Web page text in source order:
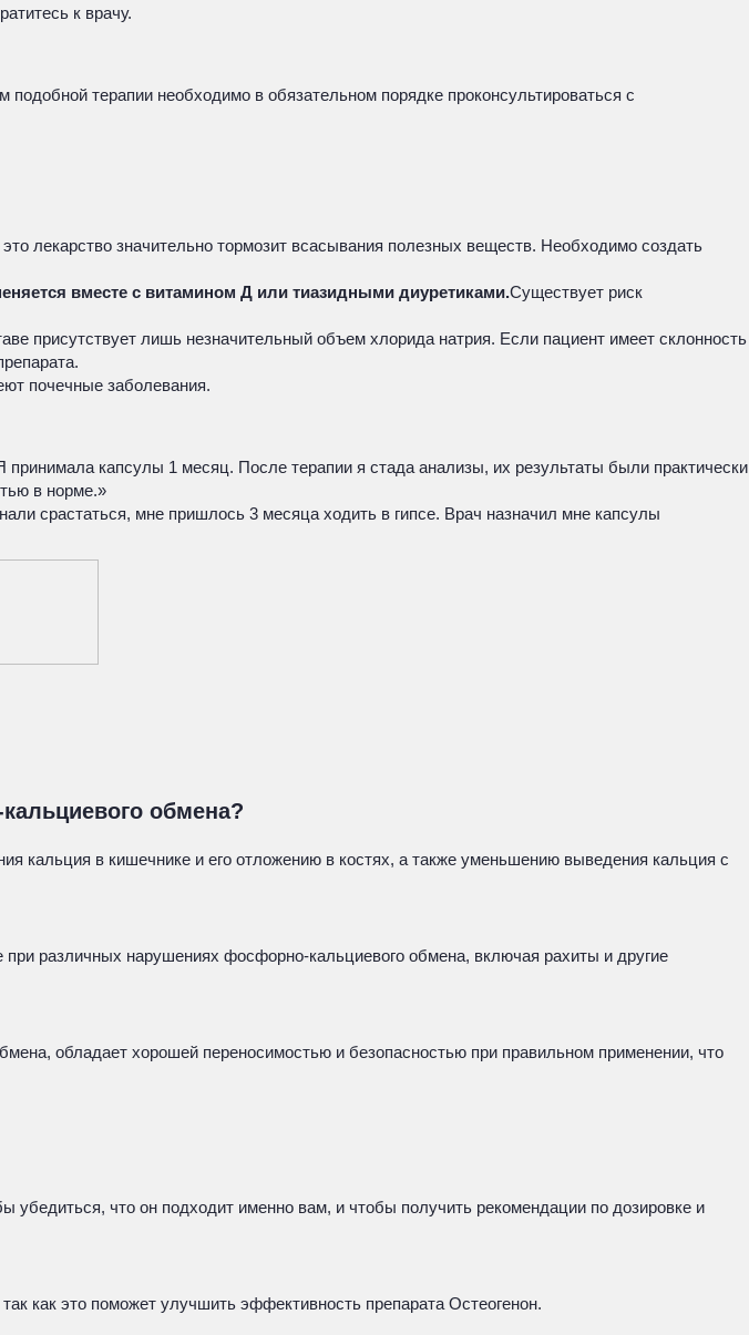
к врачу.
терапии необходимо в обязательном порядке проконсультироваться с
лекарство значительно тормозит всасывания полезных веществ. Необходимо создать
вместе с витамином Д или тиазидными диуретиками.Существует риск
присутствует лишь незначительный объем хлорида натрия. Если пациент имеет склонность
почечные заболевания.
капсулы 1 месяц. После терапии я стада анализы, их результаты были практически
в норме.»
срастаться, мне пришлось 3 месяца ходить в гипсе. Врач назначил мне капсулы
обмена?
кальция в кишечнике и его отложению в костях, а также уменьшению выведения кальция с
различных нарушениях фосфорно-кальциевого обмена, включая рахиты и другие
обладает хорошей переносимостью и безопасностью при правильном применении, что
убедиться, что он подходит именно вам, и чтобы получить рекомендации по дозировке и
как это поможет улучшить эффективность препарата Остеогенон.